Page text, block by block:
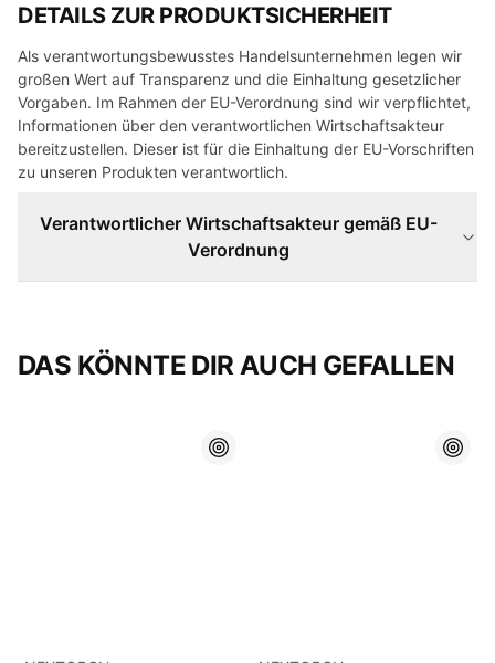
DETAILS ZUR PRODUKTSICHERHEIT
Als verantwortungsbewusstes Handelsunternehmen legen wir
großen Wert auf Transparenz und die Einhaltung gesetzlicher
Vorgaben. Im Rahmen der EU-Verordnung sind wir verpflichtet,
Informationen über den verantwortlichen Wirtschaftsakteur
bereitzustellen. Dieser ist für die Einhaltung der EU-Vorschriften
zu unseren Produkten verantwortlich.
Verantwortlicher Wirtschaftsakteur gemäß EU-
Verordnung
DAS KÖNNTE DIR AUCH GEFALLEN